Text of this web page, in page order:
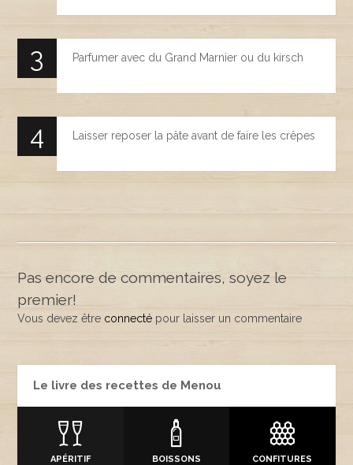
Parfumer avec du Grand Marnier ou du kirsch
Laisser reposer la pâte avant de faire les crêpes
Pas encore de commentaires, soyez le
premier!
Vous devez être connecté pour laisser un commentaire
Le livre des recettes de Menou
APÉRITIF BOISSONS CONFITURES